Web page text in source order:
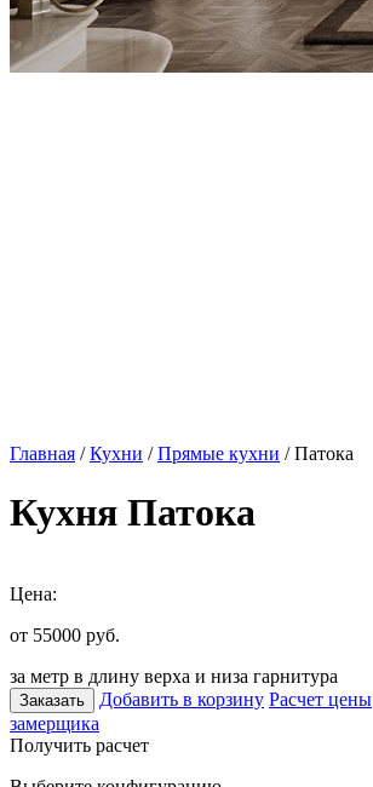
Главная /Кухни /Прямые кухни / Патока
Кухня Патока
Цена:
от 55000 руб.
за метр в длину верха и низа гарнитура
Заказать Добавить в корзину Расчет цены
замерщика
Получить расчет